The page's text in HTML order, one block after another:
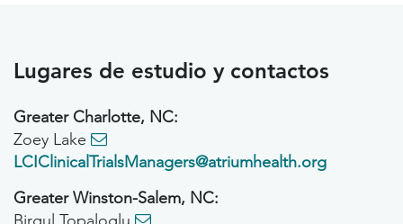
Lugares de estudio y contactos
Greater Charlotte, NC:
Zoey Lake
LCIClinicalTrialsManagers@atriumhealth.org
Greater Winston-Salem, NC: